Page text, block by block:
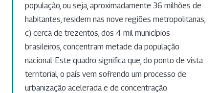
população, ou seja, aproximadamente 36 milhões de
habitantes, residem nas nove regiões metropolitanas;
c) cerca de trezentos, dos 4 mil municípios
brasileiros, concentram metade da população
nacional. Este quadro significa que, do ponto de vista
territorial, o país vem sofrendo um processo de
urbanização acelerada e de concentração